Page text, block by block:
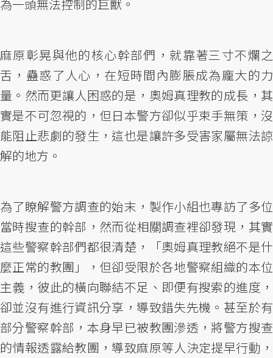
為一頭無法控制的巨獸。
麻原彰晃與他的核心幹部們，就靠著三寸不爛之
舌，蠱惑了人心，在短時間內膨脹成為龐大的力
量。然而更讓人困惑的是，奧姆真理教的成長，其
實是不可忽視的，但日本警方卻似乎束手無策，沒
能阻止悲劇的發生，這也是讓許多受害家屬無法諒
解的地方。
為了瞭解警方調查的始末，製作小組也專訪了多位
當時搜查的幹部，然而從相關調查裡卻發現，其實
這些警察幹部們都很清楚，「奧姆真理教絕不是什
麼正常的教團」，但卻受限於各地警察組織的本位
主義，彼此的橫向聯結不足、即便有搜索的進度，
卻並沒有進行資訊分享，導致錯失先機。甚至於有
部分警察幹部，本身早已被教團滲透，將警方搜查
的情報透露給教團，導致麻原等人決定提早行動，